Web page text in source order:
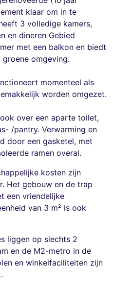
klaar om in te
3 volledige kamers,
en dineren Gebied
met een balkon en biedt
omgeving.
momenteel als
worden omgezet.
over een aparte toilet,
/pantry. Verwarming en
door een gasketel, met
ramen overal.
kosten zijn
Het gebouw en de trap
een vriendelijke
van 3 m² is ook
liggen op slechts 2
en de M2-metro in de
en winkelfaciliteiten zijn